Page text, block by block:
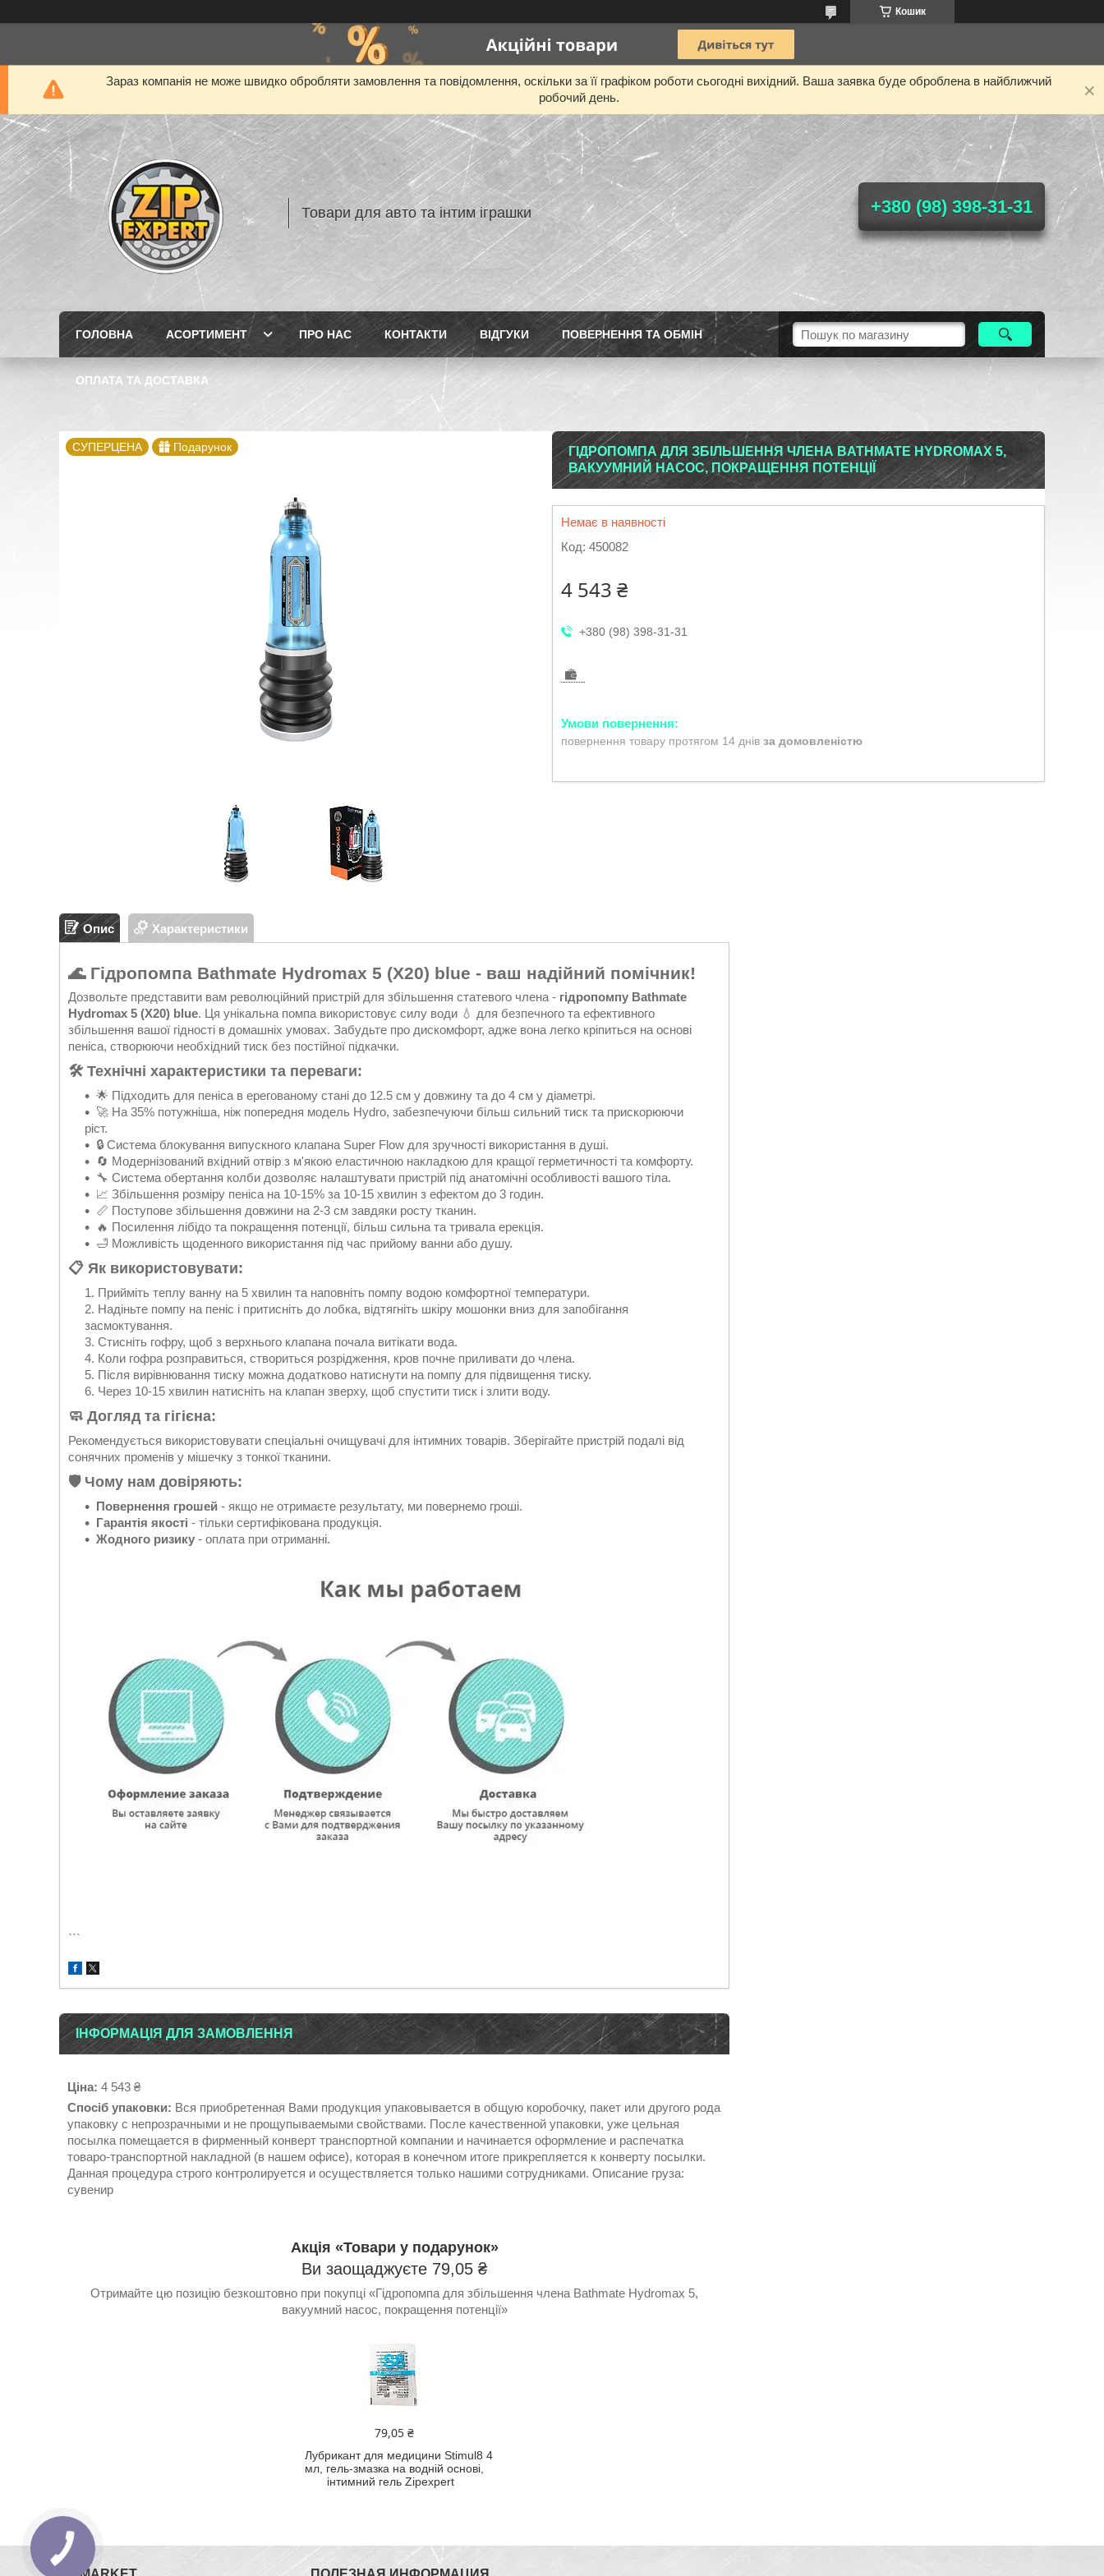
Кошик
Зараз компанія не може швидко обробляти замовлення та повідомлення, оскільки за її графіком роботи сьогодні вихідний. Ваша заявка буде оброблена в найближчий
робочий день.
Товари для авто та інтим іграшки +380 (98) 398-31-31
ГОЛОВНА АСОРТИМЕНТ ПРО НАС КОНТАКТИ ВIДГУКИ ПОВЕРНЕННЯ ТА ОБМIН
ОПЛАТА ТА ДОСТАВКА
СУПЕРЦЕНА Подарунок
ГІДРОПОМПА ДЛЯ ЗБІЛЬШЕННЯ ЧЛЕНА BATHMATE HYDROMAX 5,
ВАКУУМНИЙ НАСОС, ПОКРАЩЕННЯ ПОТЕНЦІЇ
Немає в наявності
Код: 450082
4 543 ₴
+380 (98) 398-31-31
повернення товару протягом 14 днів за домовленістю
Опис Характеристики
🌊 Гідропомпа Bathmate Hydromax 5 (X20) blue - ваш надійний помічник!
Дозвольте представити вам революційний пристрій для збільшення статевого члена - гідропомпу Bathmate
Hydromax 5 (X20) blue. Ця унікальна помпа використовує силу води 💧 для безпечного та ефективного
збільшення вашої гідності в домашніх умовах. Забудьте про дискомфорт, адже вона легко кріпиться на основі
пеніса, створюючи необхідний тиск без постійної підкачки.
🛠 Технічні характеристики та переваги:
🌟 Підходить для пеніса в ерегованому стані до 12.5 см у довжину та до 4 см у діаметрі.
🚀 На 35% потужніша, ніж попередня модель Hydro, забезпечуючи більш сильний тиск та прискорюючи
ріст.
🔒 Система блокування випускного клапана Super Flow для зручності використання в душі.
🔄 Модернізований вхідний отвір з м'якою еластичною накладкою для кращої герметичності та комфорту.
🔧 Система обертання колби дозволяє налаштувати пристрій під анатомічні особливості вашого тіла.
📈 Збільшення розміру пеніса на 10-15% за 10-15 хвилин з ефектом до 3 годин.
📏 Поступове збільшення довжини на 2-3 см завдяки росту тканин.
🔥 Посилення лібідо та покращення потенції, більш сильна та тривала ерекція.
🛁 Можливість щоденного використання під час прийому ванни або душу.
📋 Як використовувати:
Прийміть теплу ванну на 5 хвилин та наповніть помпу водою комфортної температури.
Надіньте помпу на пеніс і притисніть до лобка, відтягніть шкіру мошонки вниз для запобігання
засмоктування.
Стисніть гофру, щоб з верхнього клапана почала витікати вода.
Коли гофра розправиться, створиться розрідження, кров почне приливати до члена.
Після вирівнювання тиску можна додатково натиснути на помпу для підвищення тиску.
Через 10-15 хвилин натисніть на клапан зверху, щоб спустити тиск і злити воду.
🧼 Догляд та гігієна:
Рекомендується використовувати спеціальні очищувачі для інтимних товарів. Зберігайте пристрій подалі від
сонячних променів у мішечку з тонкої тканини.
🛡 Чому нам довіряють:
Повернення грошей - якщо не отримаєте результату, ми повернемо гроші.
Гарантія якості - тільки сертифікована продукція.
Жодного ризику - оплата при отриманні.
```
ІНФОРМАЦІЯ ДЛЯ ЗАМОВЛЕННЯ
Ціна: 4 543 ₴
Спосіб упаковки: Вся приобретенная Вами продукция упаковывается в общую коробочку, пакет или другого рода
упаковку с непрозрачными и не прощупываемыми свойствами. После качественной упаковки, уже цельная
посылка помещается в фирменный конверт транспортной компании и начинается оформление и распечатка
товаро-транспортной накладной (в нашем офисе), которая в конечном итоге прикрепляется к конверту посылки.
Данная процедура строго контролируется и осуществляется только нашими сотрудниками. Описание груза:
сувенир
Акція «Товари у подарунок»
Ви заощаджуєте 79,05 ₴
Отримайте цю позицію безкоштовно при покупці «Гідропомпа для збільшення члена Bathmate Hydromax 5,
вакуумний насос, покращення потенції»
79,05 ₴
Лубрикант для медицини Stimul8 4
мл, гель-змазка на водній основі,
інтимний гель Zipexpert